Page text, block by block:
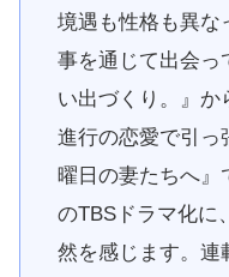
境遇も性格も異な
事を通じて出会っ
い出づくり。』か
進行の恋愛で引っ
曜日の妻たちへ』
のTBSドラマ化に
然を感じます。連